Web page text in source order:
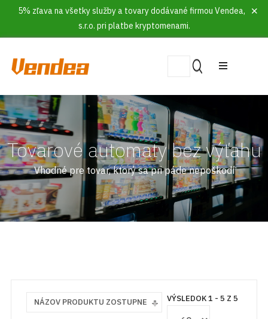
5% zľava na všetky služby a tovary dodávané firmou Vendea,
s.r.o. pri platbe kryptomenami.
Tovarové automaty bez výťahu
Vhodné pre tovar, ktorý sa pri páde nepoškodí
NÁZOV PRODUKTU ZOSTUPNE VÝSLEDOK 1 - 5 Z 5